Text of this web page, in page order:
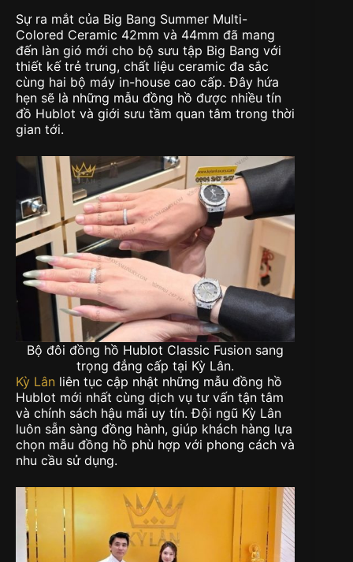
Sự ra mắt của Big Bang Summer Multi-
Colored Ceramic 42mm và 44mm đã mang
đến làn gió mới cho bộ sưu tập Big Bang với
thiết kế trẻ trung, chất liệu ceramic đa sắc
cùng hai bộ máy in-house cao cấp. Đây hứa
hẹn sẽ là những mẫu đồng hồ được nhiều tín
đồ Hublot và giới sưu tầm quan tâm trong thời
gian tới.
Bộ đôi đồng hồ Hublot Classic Fusion sang
trọng đẳng cấp tại Kỳ Lân.
Kỳ Lân liên tục cập nhật những mẫu đồng hồ
Hublot mới nhất cùng dịch vụ tư vấn tận tâm
và chính sách hậu mãi uy tín. Đội ngũ Kỳ Lân
luôn sẵn sàng đồng hành, giúp khách hàng lựa
chọn mẫu đồng hồ phù hợp với phong cách và
nhu cầu sử dụng.